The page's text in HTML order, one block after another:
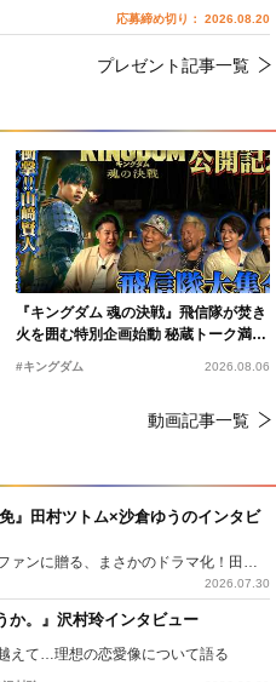
『キングダム 魂の決戦』飛信隊が焚き
火を囲む特別企画始動 秘蔵トーク満載
の“キングダムキャンプ”開催
#キングダム 2026.08.06
動画記事一覧
』田村ツトム×沙倉ゆうのインタビ
『侍タイムスリッパー』ファンに贈る、まさかのドラマ化！田村ツトム×沙倉ゆうのが語る『心配無用ノ介』撮影秘話
2026.07.30
か。』沢村玲インタビュー
えて…理想の恋愛像について語る
応募締め切り： 2026.08.20
プレゼント記事一覧